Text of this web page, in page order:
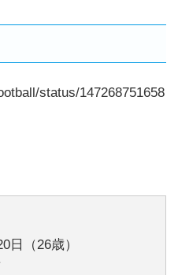
status/147268751658
日（26歳）